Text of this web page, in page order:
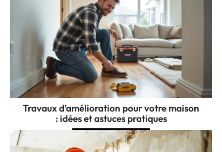
Travaux d’amélioration pour votre maison
: idées et astuces pratiques